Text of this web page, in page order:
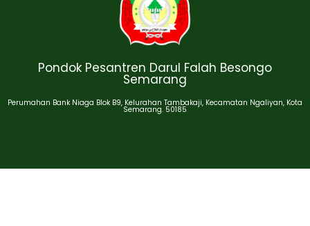
Pondok Pesantren Darul Falah Besongo
Semarang
Perumahan Bank Niaga Blok B9, Kelurahan Tambakaji, Kecamatan Ngaliyan, Kota
Semarang. 50185